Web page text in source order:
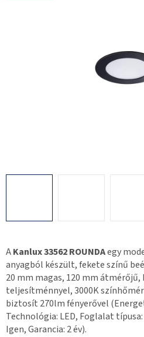
AKanlux 33562 ROUNDAegy
anyagból készült, fekete színű
20 mm magas, 120 mm átmérőjű,
teljesítménnyel, 3000K
biztosít 270lm fényerővel
Technológia: LED, Foglalat
Igen, Garancia: 2 év).